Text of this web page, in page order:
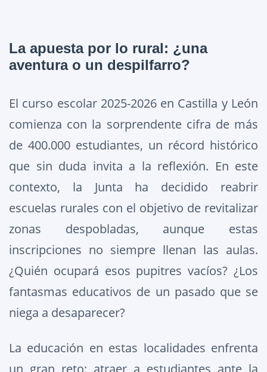
La apuesta por lo rural: ¿una
aventura o un despilfarro?
El curso escolar 2025-2026 en Castilla y León
comienza con la sorprendente cifra de más
de 400.000 estudiantes, un récord histórico
que sin duda invita a la reflexión. En este
contexto, la Junta ha decidido reabrir
escuelas rurales con el objetivo de revitalizar
zonas despobladas, aunque estas
inscripciones no siempre llenan las aulas.
¿Quién ocupará esos pupitres vacíos? ¿Los
fantasmas educativos de un pasado que se
niega a desaparecer?
La educación en estas localidades enfrenta
un gran reto: atraer a estudiantes ante la